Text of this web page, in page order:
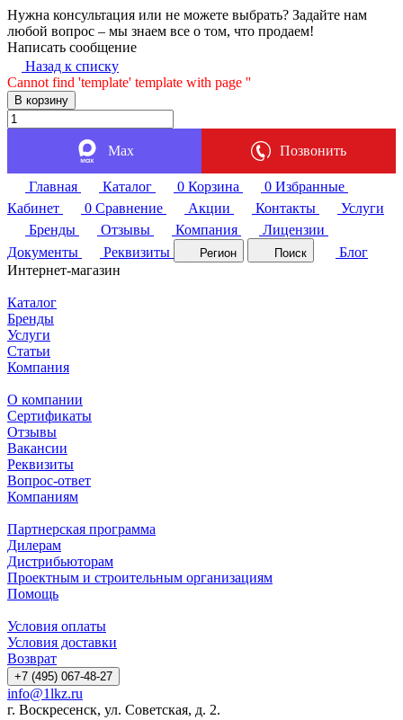
Нужна консультация или не можете выбрать? Задайте нам
любой вопрос – мы знаем все о том, что продаем!
Написать сообщение
Назад к списку
Cannot find 'template' template with page ''
В корзину
Max Позвонить
Главная Каталог 0 Корзина 0 Избранные
Кабинет
0 Сравнение Акции Контакты
Услуги
Бренды
Отзывы Компания
Лицензии
Документы
Реквизиты Регион Поиск
Блог
Интернет-магазин
Каталог
Бренды
Услуги
Статьи
Компания
О компании
Сертификаты
Отзывы
Вакансии
Реквизиты
Вопрос-ответ
Компаниям
Партнерская программа
Дилерам
Дистрибьюторам
Проектным и строительным организациям
Помощь
Условия оплаты
Условия доставки
Возврат
+7 (495) 067-48-27
info@1lkz.ru
г. Воскресенск, ул. Советская, д. 2.